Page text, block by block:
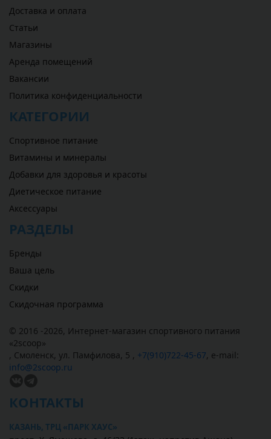
Доставка и оплата
Статьи
Магазины
Аренда помещений
Вакансии
Политика конфиденциальности
КАТЕГОРИИ
Спортивное питание
Витамины и минералы
Добавки для здоровья и красоты
Диетическое питание
Аксессуары
РАЗДЕЛЫ
Бренды
Ваша цель
Скидки
Скидочная программа
© 2016 -2026, Интернет-магазин спортивного питания
«2scoop»
, Смоленск, ул. Памфилова, 5 , +7(910)722-45-67, e-mail:
info@2scoop.ru
КОНТАКТЫ
КАЗАНЬ, ТРЦ «ПАРК ХАУС»